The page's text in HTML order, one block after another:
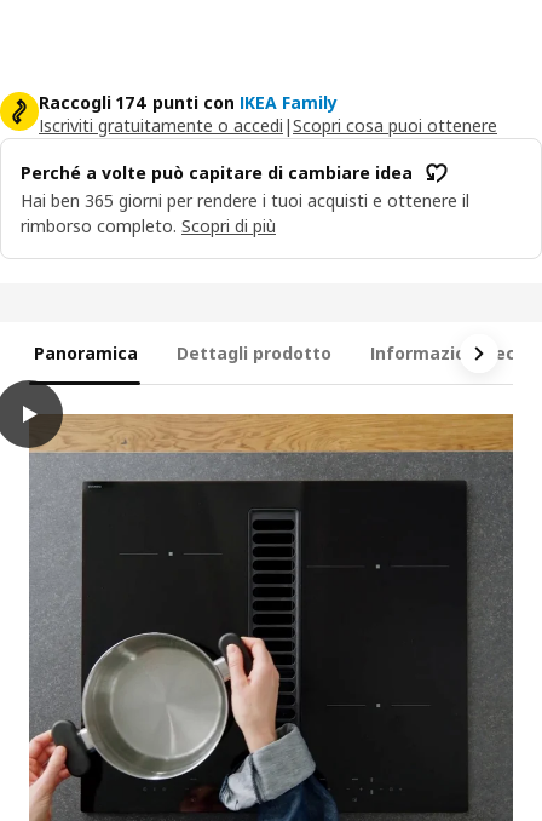
Raccogli 174 punti con IKEA Family
Iscriviti gratuitamente o accedi |Scopri cosa puoi ottenere
Perché a volte può capitare di cambiare idea
Hai ben 365 giorni per rendere i tuoi acquisti e ottenere il
rimborso completo. Scopri di più
Panoramica Dettagli prodotto Informazioni
play
TÄCKNAN Piano cottura induzione/cappa integ, IKEA 300 nero,